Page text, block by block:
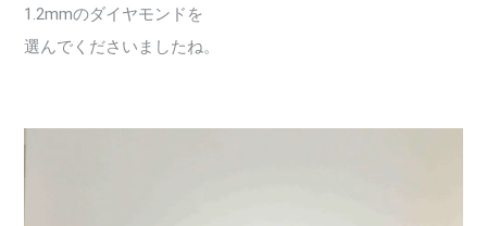
1.2mmのダイヤモンドを
選んでくださいましたね。